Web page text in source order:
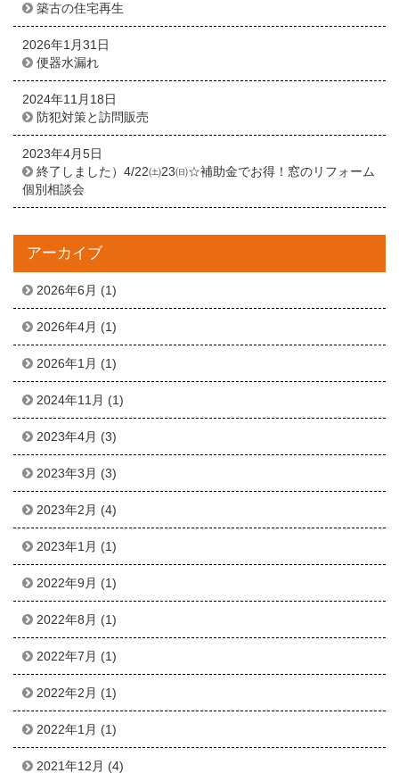
築古の住宅再生
2026年1月31日
便器水漏れ
2024年11月18日
防犯対策と訪問販売
2023年4月5日
終了しました）4/22㈯23㈰☆補助金でお得！窓のリフォーム
個別相談会
アーカイブ
2026年6月 (1)
2026年4月 (1)
2026年1月 (1)
2024年11月 (1)
2023年4月 (3)
2023年3月 (3)
2023年2月 (4)
2023年1月 (1)
2022年9月 (1)
2022年8月 (1)
2022年7月 (1)
2022年2月 (1)
2022年1月 (1)
2021年12月 (4)